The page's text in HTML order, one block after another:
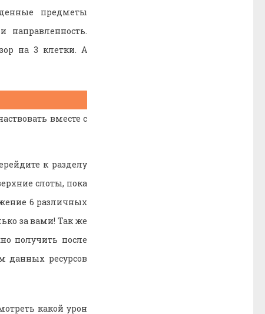
предметы
направленность.
на 3 клетки. А
вместе с
к разделу
слоты, пока
6 различных
за вами! Так же
получить после
данных ресурсов
какой урон